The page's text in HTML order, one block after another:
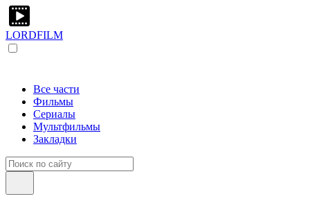
LORDFILM
Все части
Фильмы
Сериалы
Мультфильмы
Закладки